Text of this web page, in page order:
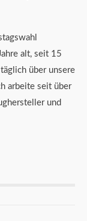
alt, seit 15
über unsere
arbeite seit über
und